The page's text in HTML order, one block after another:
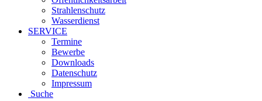
Strahlenschutz
Wasserdienst
SERVICE
Termine
Bewerbe
Downloads
Datenschutz
Impressum
Suche